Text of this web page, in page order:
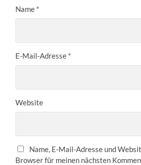
Name *
E-Mail-Adresse *
Website
Name, E-Mail-Adresse und
Browser für meinen nächsten